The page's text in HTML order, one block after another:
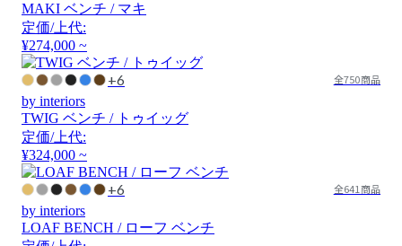
MAKI ベンチ / マキ
定価/上代:
¥274,000 ~
+6 全750商品
by interiors
TWIG ベンチ / トゥイッグ
定価/上代:
¥324,000 ~
+6 全641商品
by interiors
LOAF BENCH / ローフ ベンチ